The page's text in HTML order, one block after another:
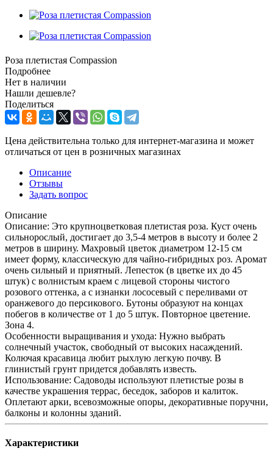
Роза плетистая Compassion
Подробнее
Нет в наличии
Нашли дешевле?
Поделиться
Цена действительна только для интернет-магазина и может
отличаться от цен в розничных магазинах
Описание
Отзывы
Задать вопрос
Описание
Описание: Это крупноцветковая плетистая роза. Куст очень
сильнорослый, достигает до 3,5-4 метров в высоту и более 2
метров в ширину. Махровый цветок диаметром 12-15 см
имеет форму, классическую для чайно-гибридных роз. Аромат
очень сильный и приятный. Лепесток (в цветке их до 45
штук) с волнистым краем с лицевой стороны чистого
розового оттенка, а с изнанки лососевый с переливами от
оранжевого до персикового. Бутоны образуют на концах
побегов в количестве от 1 до 5 штук. Повторное цветение.
Зона 4.
Особенности выращивания и ухода: Нужно выбрать
солнечный участок, свободный от высоких насаждений.
Колючая красавица любит рыхлую легкую почву. В
глинистый грунт придется добавлять известь.
Использование: Садоводы используют плетистые розы в
качестве украшения террас, беседок, заборов и калиток.
Оплетают арки, всевозможные опоры, декоративные поручни,
балконы и колонны зданий.
Характеристики